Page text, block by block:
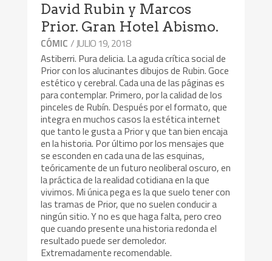
David Rubin y Marcos
Prior. Gran Hotel Abismo.
CÓMIC / JULIO 19, 2018
Astiberri. Pura delicia. La aguda crítica social de
Prior con los alucinantes dibujos de Rubin. Goce
estético y cerebral. Cada una de las páginas es
para contemplar. Primero, por la calidad de los
pinceles de Rubín. Después por el formato, que
integra en muchos casos la estética internet
que tanto le gusta a Prior y que tan bien encaja
en la historia. Por último por los mensajes que
se esconden en cada una de las esquinas,
teóricamente de un futuro neoliberal oscuro, en
la práctica de la realidad cotidiana en la que
vivimos. Mi única pega es la que suelo tener con
las tramas de Prior, que no suelen conducir a
ningún sitio. Y no es que haga falta, pero creo
que cuando presente una historia redonda el
resultado puede ser demoledor.
Extremadamente recomendable.